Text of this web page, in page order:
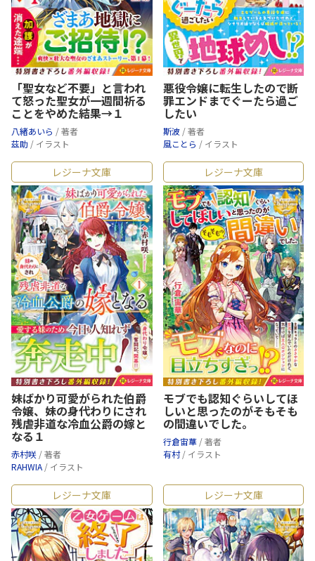
「聖女など不要」と言われ
て怒った聖女が一週間祈る
ことをやめた結果→１
八緒あいら / 著者
茲助 / イラスト
悪役令嬢に転生したので断
罪エンドまでぐーたら過ご
したい
斯波 / 著者
風ことら / イラスト
レジーナ文庫
妹ばかり可愛がられた伯爵
令嬢、妹の身代わりにされ
残虐非道な冷血公爵の嫁と
なる１
赤村咲 / 著者
RAHWIA / イラスト
レジーナ文庫
モブでも認知ぐらいしてほ
しいと思ったのがそもそも
の間違いでした。
行倉宙華 / 著者
有村/ イラスト
レジーナ文庫 レジーナ文庫